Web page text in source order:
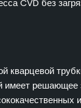
CVD без
кварцевой
имеет решающее